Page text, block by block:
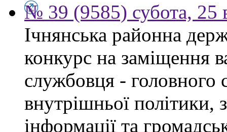
№ 39 (9585) субота, 25
Ічнянська районна
конкурс на заміщення
службовця - головного
внутрішньої політики,
інформації та